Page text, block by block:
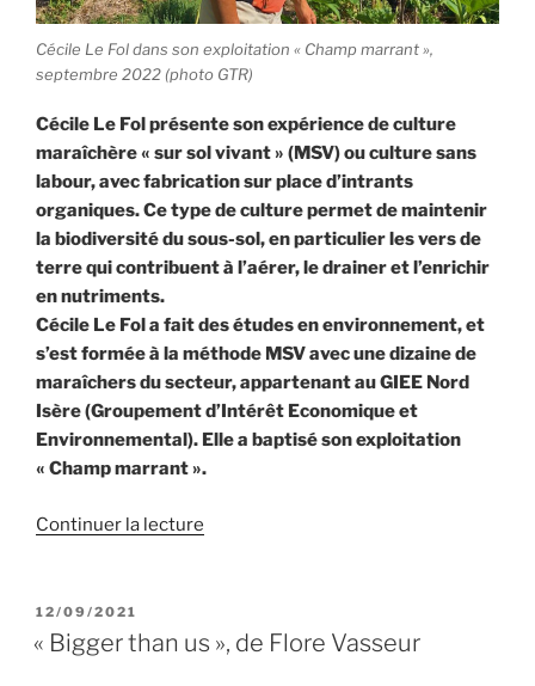
Cécile Le Fol dans son exploitation « Champ marrant »,
septembre 2022 (photo GTR)
Cécile Le Fol présente son expérience de culture
maraîchère « sur sol vivant » (MSV) ou culture sans
labour, avec fabrication sur place d’intrants
organiques.Ce type de culture permet de maintenir
la biodiversité du sous-sol, en particulier les vers de
terre qui contribuent à l’aérer, le drainer et l’enrichir
en nutriments.
Cécile Le Fol a fait des études en environnement, et
s’est formée à la méthode MSV avec une dizaine de
maraîchers du secteur, appartenant au GIEE Nord
Isère (Groupement d’Intérêt Economique et
Environnemental). Elle a baptisé son exploitation
« Champ marrant ».
Continuer la lecture
sol
PUBLIÉ
LE
12/09/2021
« Bigger than us », de Flore Vasseur